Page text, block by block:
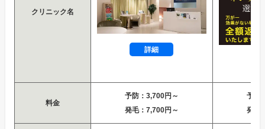
クリニック名
詳細
料金
予防：3,700円～
発毛：7,700円～
予防
発毛